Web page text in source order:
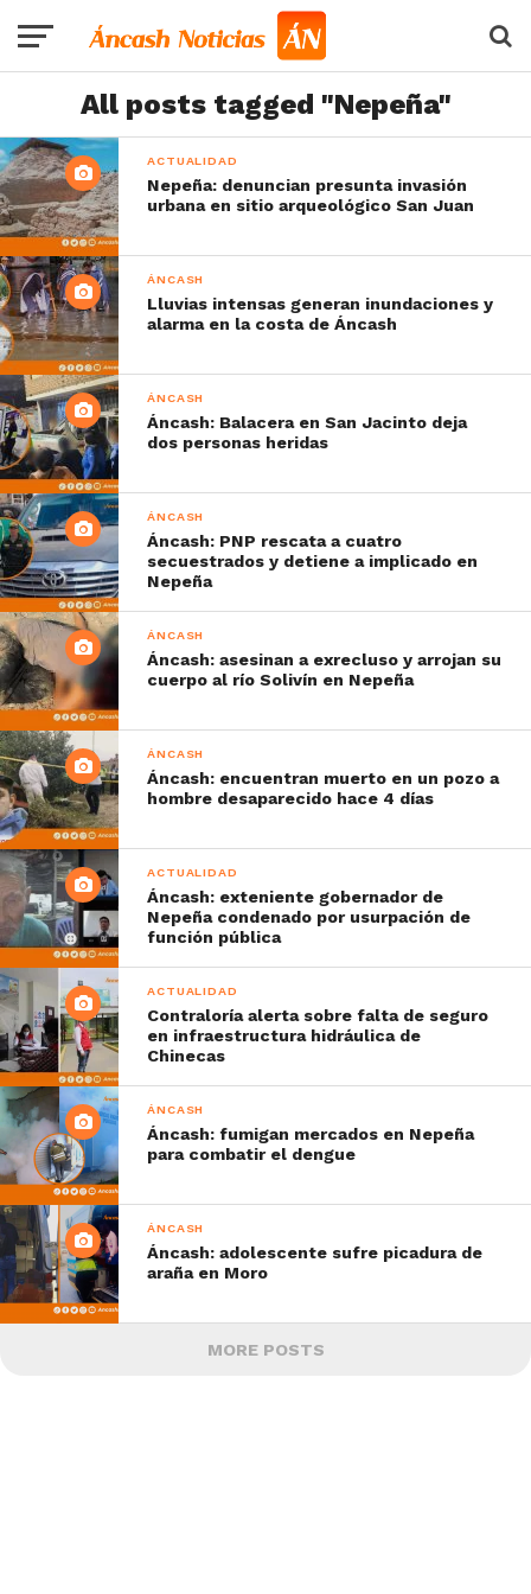
All posts tagged "Nepeña"
ACTUALIDAD
Nepeña: denuncian presunta invasión
urbana en sitio arqueológico San Juan
ÁNCASH
Lluvias intensas generan inundaciones y
alarma en la costa de Áncash
ÁNCASH
Áncash: Balacera en San Jacinto deja
dos personas heridas
ÁNCASH
Áncash: PNP rescata a cuatro
secuestrados y detiene a implicado en
Nepeña
ÁNCASH
Áncash: asesinan a exrecluso y arrojan su
cuerpo al río Solivín en Nepeña
ÁNCASH
Áncash: encuentran muerto en un pozo a
hombre desaparecido hace 4 días
ACTUALIDAD
Áncash: exteniente gobernador de
Nepeña condenado por usurpación de
función pública
ACTUALIDAD
Contraloría alerta sobre falta de seguro
en infraestructura hidráulica de
Chinecas
ÁNCASH
Áncash: fumigan mercados en Nepeña
para combatir el dengue
ÁNCASH
Áncash: adolescente sufre picadura de
araña en Moro
MORE POSTS